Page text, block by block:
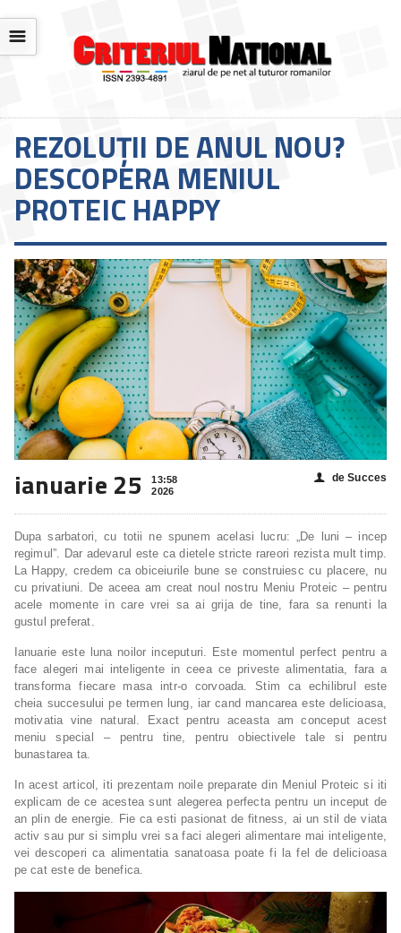
☰
REZOLUȚII DE ANUL NOU?
DESCOPERA MENIUL
PROTEIC HAPPY
ianuarie 25
13:58
2026
👤 de Succes
Dupa sarbatori, cu totii ne spunem acelasi lucru: „De luni – incep
regimul”. Dar adevarul este ca dietele stricte rareori rezista mult timp.
La Happy, credem ca obiceiurile bune se construiesc cu placere, nu
cu privatiuni. De aceea am creat noul nostru Meniu Proteic – pentru
acele momente in care vrei sa ai grija de tine, fara sa renunti la
gustul preferat.
Ianuarie este luna noilor inceputuri. Este momentul perfect pentru a
face alegeri mai inteligente in ceea ce priveste alimentatia, fara a
transforma fiecare masa intr-o corvoada. Stim ca echilibrul este
cheia succesului pe termen lung, iar cand mancarea este delicioasa,
motivatia vine natural. Exact pentru aceasta am conceput acest
meniu special – pentru tine, pentru obiectivele tale si pentru
bunastarea ta.
In acest articol, iti prezentam noile preparate din Meniul Proteic si iti
explicam de ce acestea sunt alegerea perfecta pentru un inceput de
an plin de energie. Fie ca esti pasionat de fitness, ai un stil de viata
activ sau pur si simplu vrei sa faci alegeri alimentare mai inteligente,
vei descoperi ca alimentatia sanatoasa poate fi la fel de delicioasa
pe cat este de benefica.